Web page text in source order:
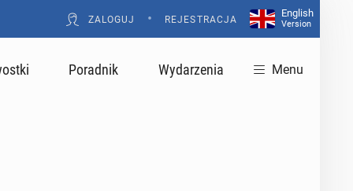
ZALOGUJ • REJESTRACJA
English
Version
Poradnik Wydarzenia Menu